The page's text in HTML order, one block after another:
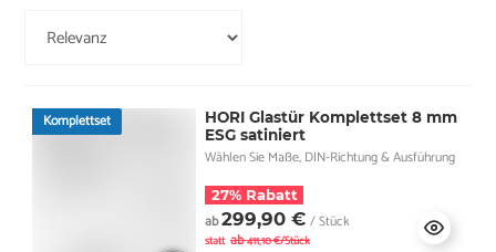
Komplettset
HORI Glastür Komplettset 8 mm
ESG satiniert
Wählen Sie Maße, DIN-Richtung & Ausführung
27% Rabatt
ab299,90 € / Stück
statt ab411,10 €/Stück